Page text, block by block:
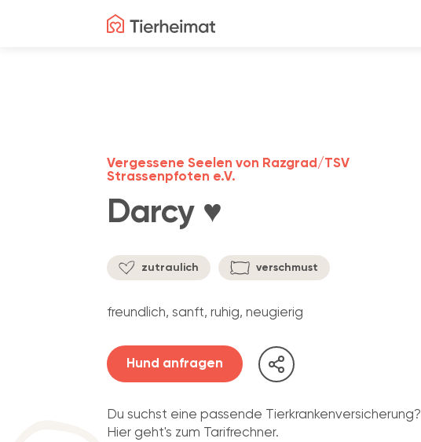
Darcy ♥️
Vergessene Seelen von Razgrad/TSV
Strassenpfoten e.V.
zutraulich verschmust
freundlich, sanft, ruhig, neugierig
Hund anfragen
Du suchst eine passende Tierkrankenversicherung?
Hier geht's zum Tarifrechner.